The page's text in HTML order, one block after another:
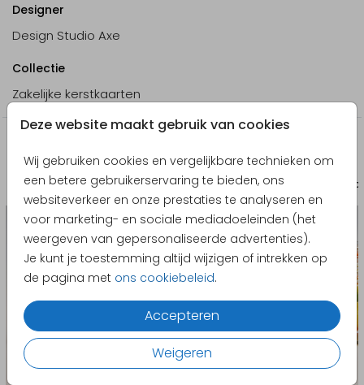
Deze website maakt gebruik van cookies
Wij gebruiken cookies en vergelijkbare technieken om
een betere gebruikerservaring te bieden, ons
websiteverkeer en onze prestaties te analyseren en
voor marketing- en sociale mediadoeleinden (het
weergeven van gepersonaliseerde advertenties).
Je kunt je toestemming altijd wijzigen of intrekken op
de pagina met ons cookiebeleid.
Accepteren
Weigeren
Designer
Design Studio Axe
Collectie
Zakelijke kerstkaarten
Labeltje